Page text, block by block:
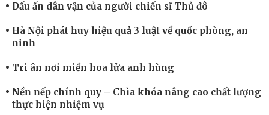
Dấu ấn dân vận của người chiến sĩ Thủ đô
Hà Nội phát huy hiệu quả 3 luật về quốc phòng, an
ninh
Tri ân nơi miền hoa lửa anh hùng
Nền nếp chính quy – Chìa khóa nâng cao chất lượng
thực hiện nhiệm vụ